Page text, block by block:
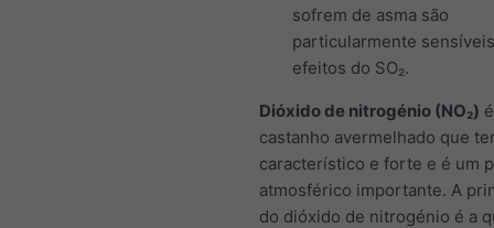
sofrem de asma são
particularmente
efeitos do SO₂.
Dióxido de nitrogénio (NO₂)
castanho avermelhado que
característico e forte e é um
atmosférico importante. A
do dióxido de nitrogénio é a